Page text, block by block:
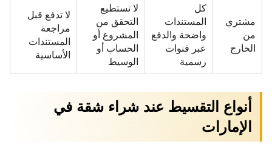
مشتري
من
الخارج
كل
المستندات
واضحة والدفع
عبر قنوات
رسمية
لا تستطيع
التحقق من
المشروع أو
الحساب أو
الوسيط
لا تدفع قبل
مراجعة
المستندات
الأساسية
أنواع التقسيط عند شراء شقة في
الإمارات